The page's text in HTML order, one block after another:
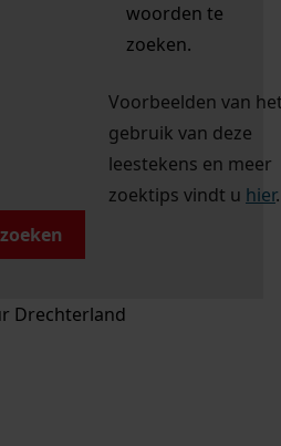
woorden te
zoeken.
Voorbeelden van
gebruik van deze
leestekens en meer
zoektips vindt u hier.
Drechterland